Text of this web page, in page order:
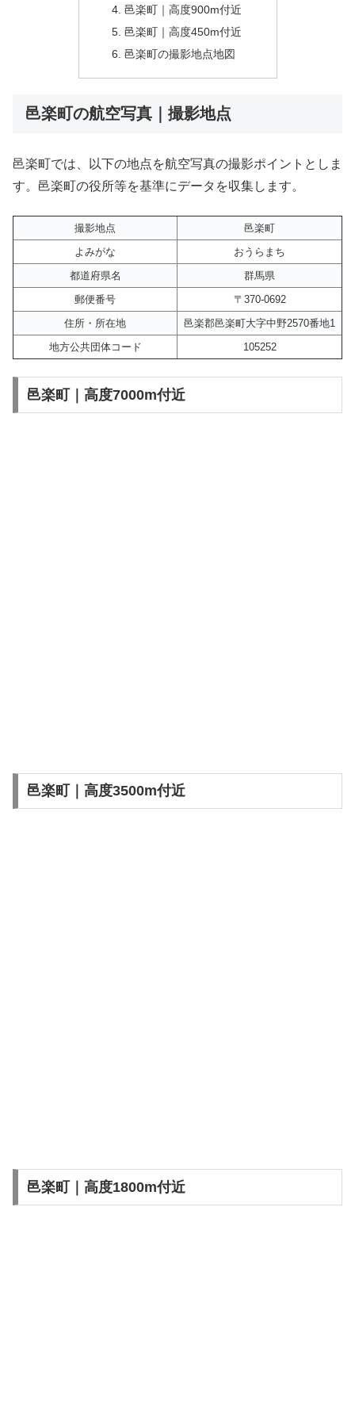
邑楽町｜高度900m付近
邑楽町｜高度450m付近
邑楽町の撮影地点地図
邑楽町の航空写真｜撮影地点
邑楽町では、以下の地点を航空写真の撮影ポイントとしま
す。邑楽町の役所等を基準にデータを収集します。
撮影地点
邑楽町
よみがな
おうらまち
都道府県名
群馬県
郵便番号
〒370-0692
住所・所在地
邑楽郡邑楽町大字中野2570番地1
地方公共団体コード
105252
邑楽町｜高度7000m付近
邑楽町｜高度3500m付近
邑楽町｜高度1800m付近